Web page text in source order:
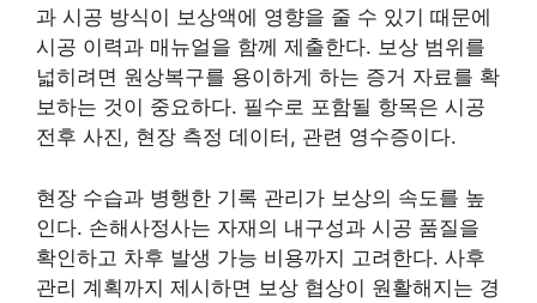
과 시공 방식이 보상액에 영향을 줄 수 있기 때문에
시공 이력과 매뉴얼을 함께 제출한다. 보상 범위를
넓히려면 원상복구를 용이하게 하는 증거 자료를 확
보하는 것이 중요하다. 필수로 포함될 항목은 시공
전후 사진, 현장 측정 데이터, 관련 영수증이다.
현장 수습과 병행한 기록 관리가 보상의 속도를 높
인다. 손해사정사는 자재의 내구성과 시공 품질을
확인하고 차후 발생 가능 비용까지 고려한다. 사후
관리 계획까지 제시하면 보상 협상이 원활해지는 경